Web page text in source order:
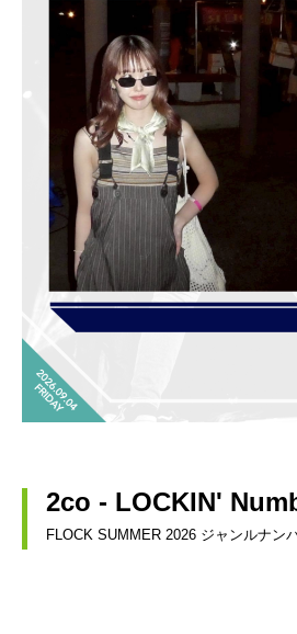
2co - LOCKIN'
FLOCK SUMMER 2026 ジャンルナン